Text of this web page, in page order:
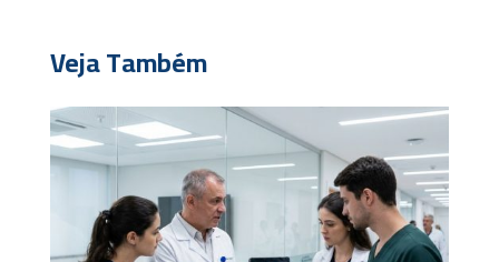
Veja Também